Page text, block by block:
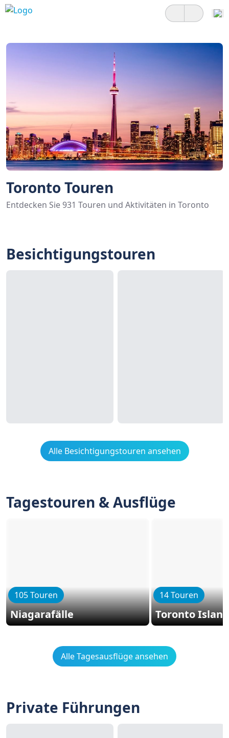
Toronto Touren
Entdecken Sie 931 Touren und Aktivitäten in Toronto
Besichtigungstouren
Alle Besichtigungstouren ansehen
Tagestouren & Ausflüge
105 Touren
Niagarafälle
14 Touren
Toronto
Alle Tagesausflüge ansehen
Private Führungen